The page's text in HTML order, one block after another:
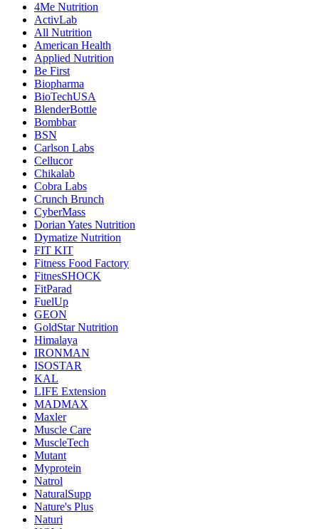
4Me Nutrition
ActivLab
All Nutrition
American Health
Applied Nutrition
Be First
Biopharma
BioTechUSA
BlenderBottle
Bombbar
BSN
Carlson Labs
Cellucor
Chikalab
Cobra Labs
Crunch Brunch
CyberMass
Dorian Yates Nutrition
Dymatize Nutrition
FIT KIT
Fitness Food Factory
FitnesSHOCK
FitParad
FuelUp
GEON
GoldStar Nutrition
Himalaya
IRONMAN
ISOSTAR
KAL
LIFE Extension
MADMAX
Maxler
Muscle Care
MuscleTech
Mutant
Myprotein
Natrol
NaturalSupp
Nature's Plus
Naturi